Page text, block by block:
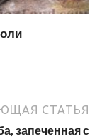
СТАТЬЯ
запеченная с